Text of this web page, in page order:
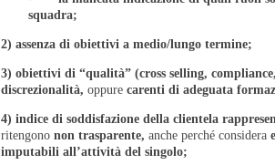
squadra;
2) assenza di obiettivi a medio/lungo termine;
3) obiettivi di “qualità” (cross selling,
discrezionalità, oppure carenti di adeguata
4) indice di soddisfazione della clientela
ritengono non trasparente, anche perché considera
imputabili all’attività del singolo;